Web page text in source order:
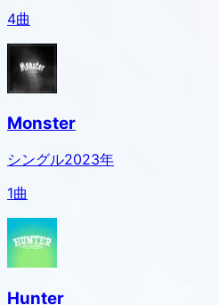
4曲
Monster
シングル2023年
1曲
Hunter